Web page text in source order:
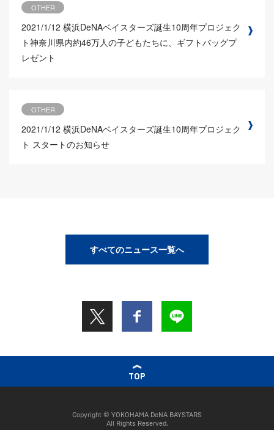
OTHER
2021/1/12 横浜DeNAベイスターズ誕生10周年プロジェク
ト神奈川県内約46万人の子どもたちに、ギフトバッグプ
レゼント
OTHER
2021/1/12 横浜DeNAベイスターズ誕生10周年プロジェク
ト スタートのお知らせ
すべてのニュース一覧へ
TOP
Copyright © YOKOHAMA DeNA BAYSTARS
All Rights Reserved.